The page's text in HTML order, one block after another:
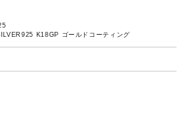
K18GP ゴールドコーティング